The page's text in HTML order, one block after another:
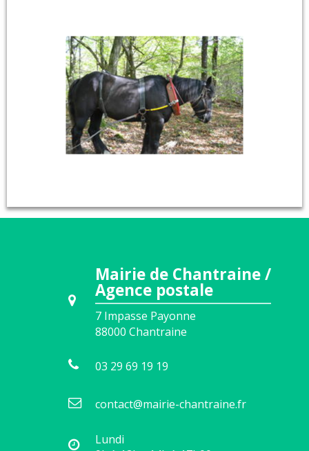
Mairie de Chantraine /
Agence postale
7 Impasse Payonne
88000 Chantraine
03 29 69 19 19
contact@mairie-chantraine.fr
Lundi